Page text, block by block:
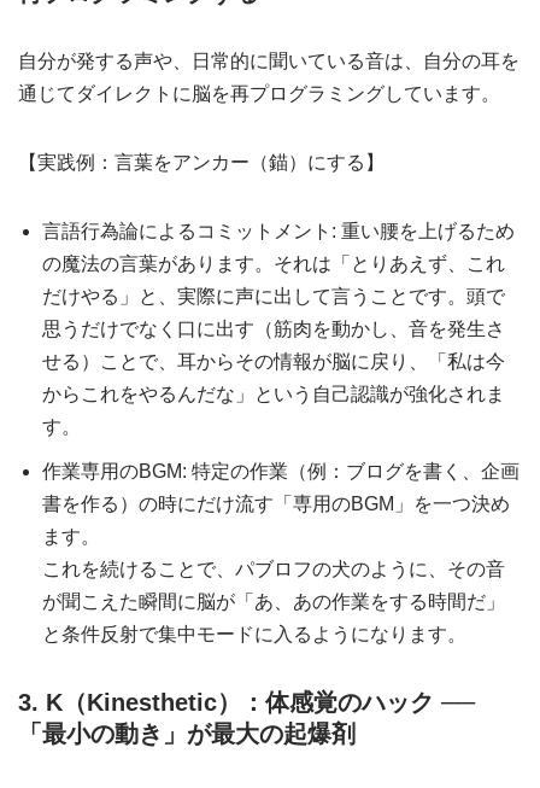
自分が発する声や、日常的に聞いている音は、自分の耳を
通じてダイレクトに脳を再プログラミングしています。
【実践例：言葉をアンカー（錨）にする】
言語行為論によるコミットメント: 重い腰を上げるため
の魔法の言葉があります。それは「とりあえず、これ
だけやる」と、実際に声に出して言うことです。頭で
思うだけでなく口に出す（筋肉を動かし、音を発生さ
せる）ことで、耳からその情報が脳に戻り、「私は今
からこれをやるんだな」という自己認識が強化されま
す。
作業専用のBGM: 特定の作業（例：ブログを書く、企画
書を作る）の時にだけ流す「専用のBGM」を一つ決め
ます。
これを続けることで、パブロフの犬のように、その音
が聞こえた瞬間に脳が「あ、あの作業をする時間だ」
と条件反射で集中モードに入るようになります。
3. K（Kinesthetic）：体感覚のハック ──
「最小の動き」が最大の起爆剤